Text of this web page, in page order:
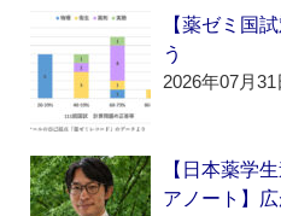
【薬ゼミ国
う
2026年07月31
【日本薬学
アノート】